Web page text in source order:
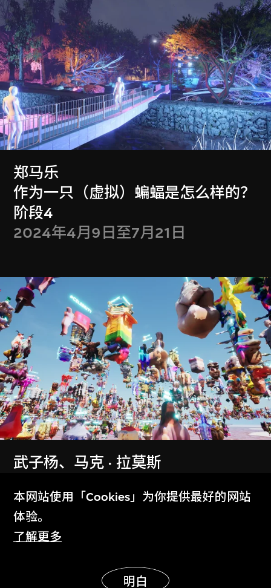
郑马乐
作为一只（虚拟）蝙蝠是怎么样的？
阶段4
2024年4月9日至7月21日
武子杨、马克 · 拉莫斯
2024年1月9日至3月31日
显示更多
本网站使用「Cookies」为你提供最好的网站
体验。
了解更多
明白
显示更多
订阅最新消息！
Stay in the know!
收取M+与西九文化区的最新情况
探索M+杂志的最新影片及故事
选择你希望收取的内容
订阅
参观指南
Plan Your Visit
常见问题
Frequently Asked Questions
联系我们